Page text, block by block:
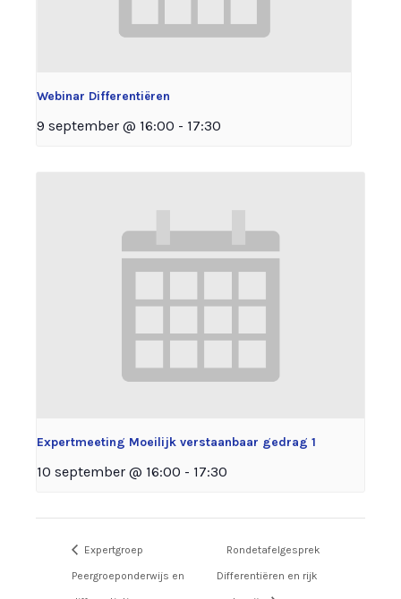
Webinar Differentiëren
9 september @ 16:00 - 17:30
Expertmeeting Moeilijk verstaanbaar gedrag 1
10 september @ 16:00 - 17:30
Expertgroep
Peergroeponderwijs en
Rondetafelgesprek
Differentiëren en rijk